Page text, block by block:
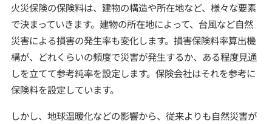
火災保険の保険料は、建物の構造や所在地など、様々な要素
で決まっていきます。建物の所在地によって、台風など自然
災害による損害の発生率も変化します。損害保険料率算出機
構が、どれくらいの頻度で災害が発生するか、ある程度見通
しを立てて参考純率を設定します。保険会社はそれを参考に
保険料を設定しています。
しかし、地球温暖化などの影響から、従来よりも自然災害が